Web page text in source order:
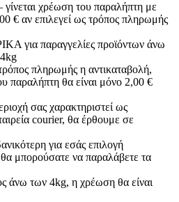
χρέωση του παραλήπτη με
€ αν επιλεγεί ως τρόπος πληρωμής
παραγγελίες προϊόντων άνω
πληρωμής η αντικαταβολή,
παραλήπτη θα είναι μόνο 2,00 €
σας χαρακτηριστεί ως
courier, θα έρθουμε σε
για εσάς επιλογή
μπορούσατε να παραλάβετε τα
άνω των 4kg, η χρέωση θα είναι